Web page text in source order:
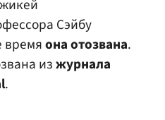
Сэйбу
времяона отозвана.
изжурнала
.